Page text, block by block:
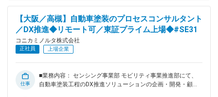
の画像・AI技術との融合や、センシング事業部が持つC&A製品
とのビジネス面・開発面での協業を深めています。 ・欧州／
北米／中国／日本を中心としてグローバルにビジネスを展開し
ており、進展する自動車工場の自動化を背景に事業拡大フェー
ズに入っています。 ・募集部門では、日本の自動車メーカー
への販売を起点として顧客との信頼関係を醸成し、当社の国内
向けた新規事業開発を推進し、成長し続ける企業を目指してい
ます。 ■ポジションの魅力： ・自動車業界のDX変革期に、外
【大阪／高槻】自動車塗装のプロセスコンサルタント
／DX推進◆リモート可／東証プライム上場◆#SE31
コニカミノルタ株式会社
正社員 上場企業
仕事
■業務内容： センシング事業部 モビリティ事業推進部にて、
自動車塗装工程のDX推進ソリューションの企画・開発・顧客